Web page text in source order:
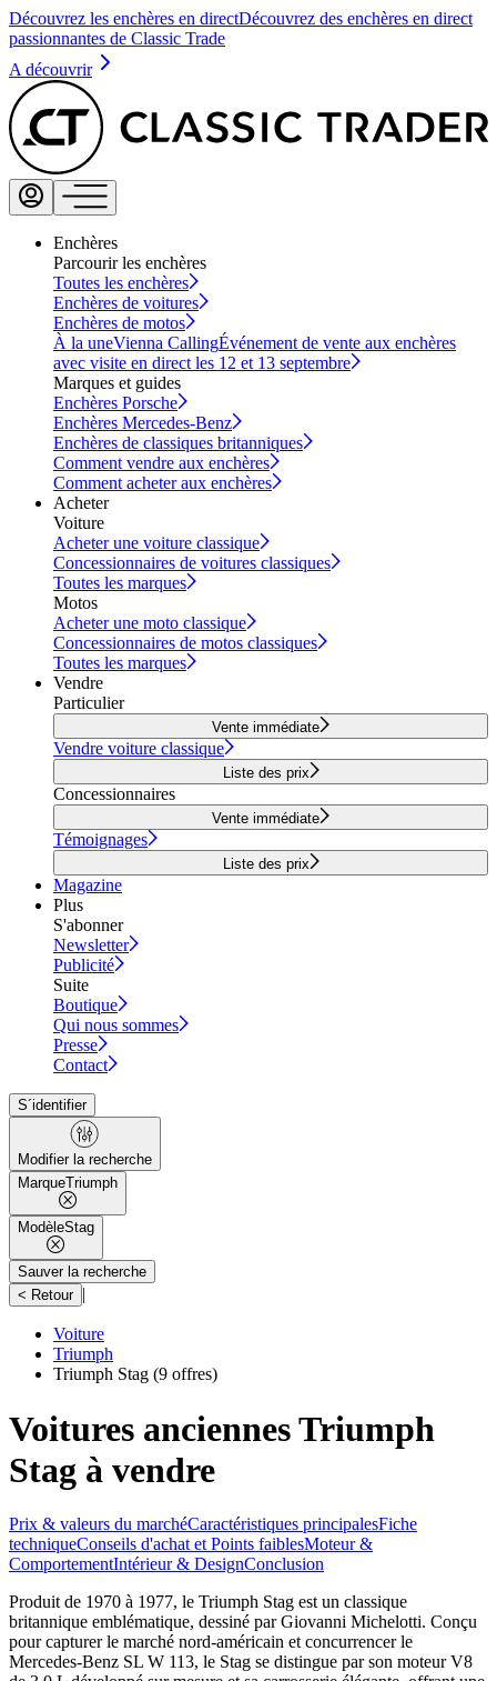
Découvrez les enchères en directDécouvrez des enchères en direct
passionnantes de Classic Trade
A découvrir
Enchères
Parcourir les enchères
Toutes les enchères
Enchères de voitures
Enchères de motos
À la uneVienna CallingÉvénement de vente aux enchères
avec visite en direct les 12 et 13 septembre
Marques et guides
Enchères Porsche
Enchères Mercedes-Benz
Enchères de classiques britanniques
Comment vendre aux enchères
Comment acheter aux enchères
Acheter
Voiture
Acheter une voiture classique
Concessionnaires de voitures classiques
Toutes les marques
Motos
Acheter une moto classique
Concessionnaires de motos classiques
Toutes les marques
Vendre
Particulier
Vente immédiate
Vendre voiture classique
Liste des prix
Concessionnaires
Vente immédiate
Témoignages
Liste des prix
Magazine
Plus
S'abonner
Newsletter
Publicité
Suite
Boutique
Qui nous sommes
Presse
Contact
S´identifier
Modifier la recherche
MarqueTriumph
ModèleStag
Sauver la recherche
< Retour |
Voiture
Triumph
Triumph Stag (9 offres)
Voitures anciennes Triumph
Stag à vendre
Prix & valeurs du marchéCaractéristiques principalesFiche
techniqueConseils d'achat et Points faiblesMoteur &
ComportementIntérieur & DesignConclusion
Produit de 1970 à 1977, le Triumph Stag est un classique
britannique emblématique, dessiné par Giovanni Michelotti. Conçu
pour capturer le marché nord-américain et concurrencer le
Mercedes-Benz SL W 113, le Stag se distingue par son moteur V8